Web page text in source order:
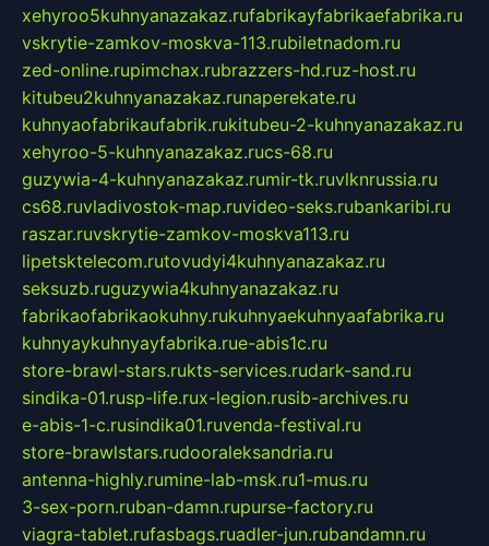
xehyroo5kuhnyanazakaz.rufabrikayfabrikaefabrika.ru
vskrytie-zamkov-moskva-113.rubiletnadom.ru
zed-online.rupimchax.rubrazzers-hd.ruz-host.ru
kitubeu2kuhnyanazakaz.runaperekate.ru
kuhnyaofabrikaufabrik.rukitubeu-2-kuhnyanazakaz.ru
xehyroo-5-kuhnyanazakaz.rucs-68.ru
guzywia-4-kuhnyanazakaz.rumir-tk.ruvlknrussia.ru
cs68.ruvladivostok-map.ruvideo-seks.rubankaribi.ru
raszar.ruvskrytie-zamkov-moskva113.ru
lipetsktelecom.rutovudyi4kuhnyanazakaz.ru
seksuzb.ruguzywia4kuhnyanazakaz.ru
fabrikaofabrikaokuhny.rukuhnyaekuhnyaafabrika.ru
kuhnyaykuhnyayfabrika.rue-abis1c.ru
store-brawl-stars.rukts-services.rudark-sand.ru
sindika-01.rusp-life.rux-legion.rusib-archives.ru
e-abis-1-c.rusindika01.ruvenda-festival.ru
store-brawlstars.rudooraleksandria.ru
antenna-highly.rumine-lab-msk.ru1-mus.ru
3-sex-porn.ruban-damn.rupurse-factory.ru
viagra-tablet.rufasbags.ruadler-jun.rubandamn.ru